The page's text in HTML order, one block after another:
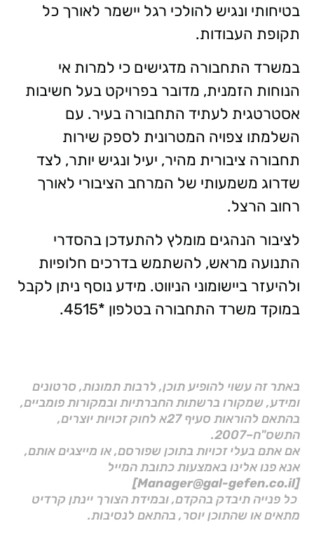
בטיחותי ונגיש להולכי רגל יישמר לאורך כל
תקופת העבודות.
במשרד התחבורה מדגישים כי למרות אי
הנוחות הזמנית, מדובר בפרויקט בעל חשיבות
אסטרטגית לעתיד התחבורה בעיר. עם
השלמתו צפויה המטרונית לספק שירות
תחבורה ציבורית מהיר, יעיל ונגיש יותר, לצד
שדרוג משמעותי של המרחב הציבורי לאורך
רחוב הרצל.
לציבור הנהגים מומלץ להתעדכן בהסדרי
התנועה מראש, להשתמש בדרכים חלופיות
ולהיעזר ביישומוני הניווט. מידע נוסף ניתן לקבל
במוקד משרד התחבורה בטלפון *4515.
באתר זה עשוי להופיע תוכן, לרבות תמונות, סרטונים
ומידע, שמקורו ברשתות החברתיות ובמקורות פומביים,
בהתאם להוראות סעיף 27א לחוק זכויות יוצרים,
התשס"ח–2007.
אם אתם בעלי זכויות בתוכן שפורסם, או מייצגים אותם,
אנא פנו אלינו באמצעות כתובת המייל
[Manager@gal-gefen.co.il]
כל פנייה תיבדק בהקדם, ובמידת הצורך יינתן קרדיט
מתאים או שהתוכן יוסר, בהתאם לנסיבות.